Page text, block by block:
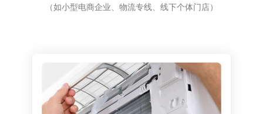
（如小型电商企业、物流专线、线下个体门店）